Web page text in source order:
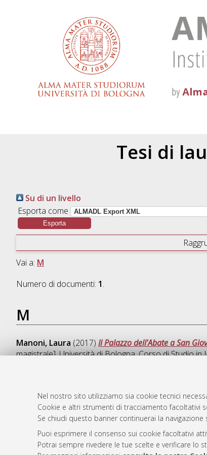
Nel nostro sito utilizziamo sia cookie tecnici
Cookie e altri strumenti di tracciamento facoltativi
Se chiudi questo banner continuerai la
Puoi esprimere il consenso sui cookie facoltativi
Potrai sempre rivedere le tue scelte e verificare lo
Tesi di
Su di un livello
Esporta come
Vai a: M
Numero di documenti: 1.
M
Manoni, Laura (2017) Il Palazzo dell'Abate a San
magistrale], Università di Bologna, Corso di Studio in
Atom
Rss 2.0
AMS